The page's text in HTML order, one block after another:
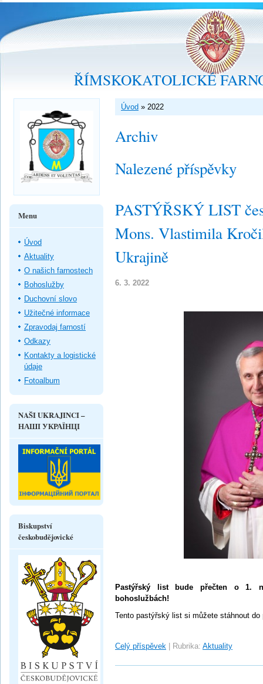
ŘÍMSKOKATOLICKÉ
Úvod » 2022
Archiv
Nalezené příspěvky
PASTÝŘSKÝ LIST
Mons. Vlastimila
Ukrajině
6. 3. 2022
Pastýřský list bude přečten o 1.
bohoslužbách!
Tento pastýřský list si můžete stáhnout
Celý příspěvek Rubrika: Aktuality
Menu
Úvod
Aktuality
O našich farnostech
Bohoslužby
Duchovní slovo
Užitečné informace
Zpravodaj farností
Odkazy
Kontakty a logistické
údaje
Fotoalbum
NAŠI UKRAJINCI –
НАШІ УКРАЇНЦІ
Biskupství
českobudějovické